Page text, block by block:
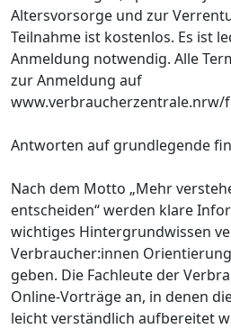
Altersvorsorge und zur
Teilnahme ist kostenlos. Es ist
Anmeldung notwendig. Alle
zur Anmeldung auf
www.verbraucherzentrale.nrw/
Antworten auf grundlegende
Nach dem Motto „Mehr
entscheiden“ werden klare
wichtiges Hintergrundwissen
Verbraucher:innen
geben. Die Fachleute der
Online-Vorträge an, in denen
leicht verständlich aufbereitet